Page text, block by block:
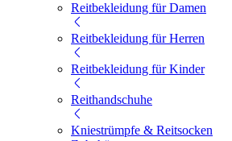
Reitbekleidung für Damen
Reitbekleidung für Herren
Reitbekleidung für Kinder
Reithandschuhe
Kniestrümpfe & Reitsocken